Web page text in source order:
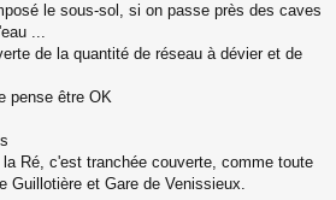
le sous-sol, si on passe près des caves
...
de la quantité de réseau à dévier et de
pense être OK
Ré, c'est tranchée couverte, comme toute
Guillotière et Gare de Venissieux.